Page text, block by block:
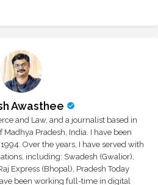
Awasthee
and Law, and a journalist based in
Pradesh, India. I have been
Over the years, I have served with
including: Swadesh (Gwalior),
Express (Bhopal), Pradesh Today
been working full-time in digital